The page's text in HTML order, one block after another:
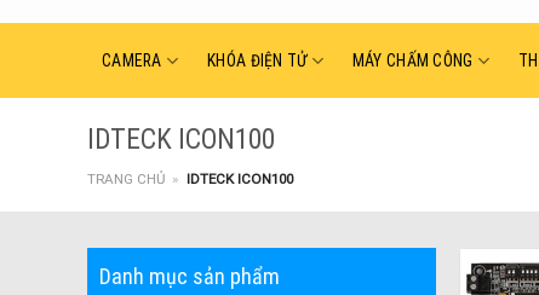
CAMERA KHÓA ĐIỆN TỬ MÁY CHẤM CÔNG
IDTECK ICON100
TRANG CHỦ » IDTECK ICON100
Danh mục sản phẩm